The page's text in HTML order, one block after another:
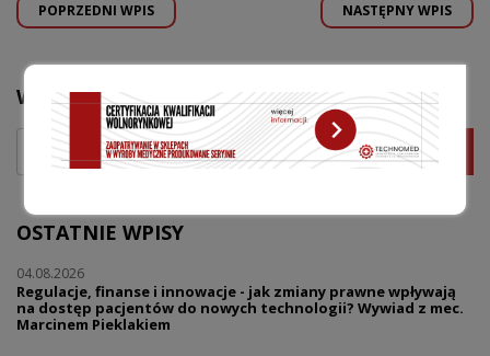
POPRZEDNI WPIS NASTĘPNY WPIS
WYSZUKAJ
OSTATNIE WPISY
04.08.2026
Regulacje, finanse i innowacje - jak zmiany prawne wpływają
na dostęp pacjentów do nowych technologii? Wywiad z mec.
Marcinem Pieklakiem